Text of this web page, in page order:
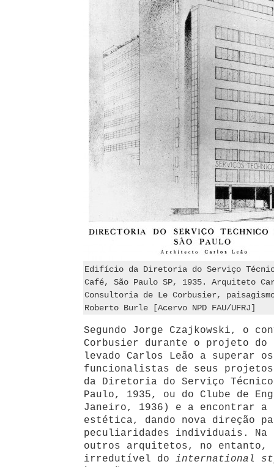
Edifício da Diretoria do Serviço
Café, São Paulo SP, 1935. Arquiteto
Consultoria de Le Corbusier,
Roberto Burle [Acervo NPD FAU/UFRJ]
Segundo Jorge Czajkowski, o
Corbusier durante o projeto do
levado Carlos Leão a superar
funcionalistas de seus
da Diretoria do Serviço Técnico
Paulo, 1935, ou do Clube de
Janeiro, 1936) e a encontrar a
estética, dando nova direção
peculiaridades individuais. Na
outros arquitetos, no entanto,
irredutível do international